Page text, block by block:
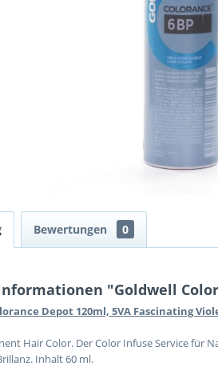
Bewertungen 0
"Goldwell
Depot 120ml, 5VA Fascinating
Hair Color. Der Color Infuse Service
Inhalt 60 ml.